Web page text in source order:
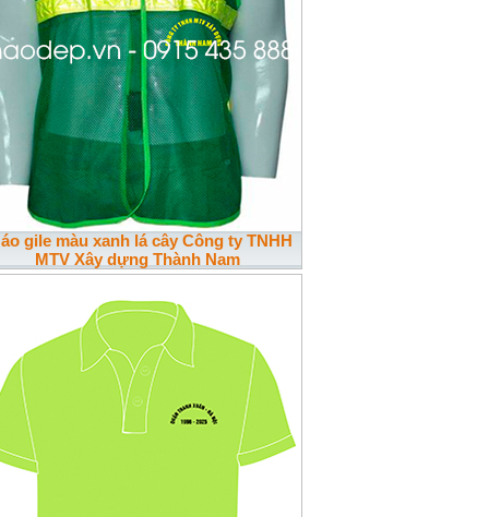
gile màu xanh lá cây Công ty TNHH
MTV Xây dựng Thành Nam